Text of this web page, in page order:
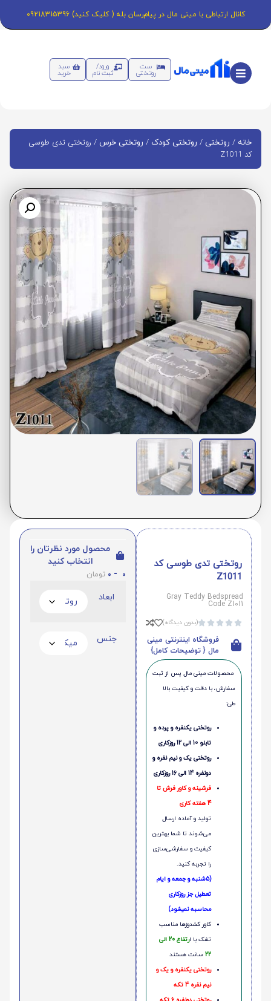
کانال ارتباطی با مینی مال در پیام‌رسان بله ( کلیک کنید) 09218315396
ست
روتختی
ورود/
ثبت نام
سبد
خرید
خانه / روتختی / روتختی کودک / روتختی خرس / روتختی تدی طوسی
کد Z1011
روتختی تدی طوسی کد
Z1011
Gray Teddy Bedspread
Code Z1011




(بدون دیدگاه)
فروشگاه اینترنتی مینی
مال { توضیحات کامل}
محصولات مینی‌ مال پس از ثبت
سفارش، با دقت و کیفیت بالا
طی:
روتختی یکنفره و پرده و
تابلو 10 الی 12 روزکاری
روتختی یک و نیم نفره و
دونفره 14 الی 16 روزکاری
فرشینه و کاور فرش تا
4 هفته کاری
تولید و آماده ارسال
می‌شوند تا شما بهترین
کیفیت و سفارشی‌سازی
را تجربه کنید.
(5شنبه و جمعه و ایام
تعطیل جز روزکاری
محاسبه نمیشود)
کاور کشدوزها مناسب
تشک با ا
رتفاع 20 الی
22 سانت هستند
روتختی یکنفره و یک و
نیم نفره 4 تکه
محصول مورد نظرتان را
انتخاب کنید
0
-
0 تومان
ابعاد
جنس